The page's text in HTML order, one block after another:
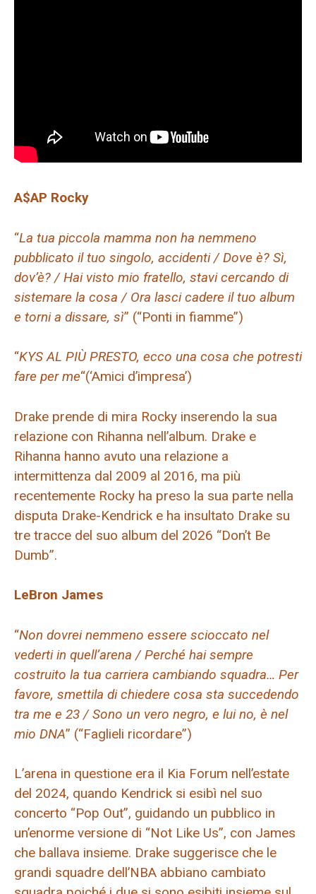
A$AP Rocky
“La tua piccola mamma non ha nemmeno
pubblicato il tuo singolo, accidenti / Dove è? Sì,
dov’è? / Hai visto mio fratello, stavi cercando di
sistemare la cosa / Ora lasci cadere il tuo album
e torni a dissare, sì” (“Ponti in fiamme”)
“KYS AL PIÙ PRESTO, ecco una cosa che potresti
fare per me“(‘Amici d’impresa’)
Drake prende di mira Rocky inserendo la sua
relazione con Rihanna nell’album. Drake e
Rihanna hanno avuto una relazione a
intermittenza dal 2009 al 2016, ma più
recentemente Rocky ha preso la sua parte nella
disputa Drake-Kendrick e ha insultato Drake su
tre tracce del suo album del 2026 “Don’t Be
Dumb”.
LeBron James
“Non dovrei nemmeno essere scioccato nel
vederti in quell’arena / Perché hai sempre
costruito la tua carriera cambiando squadra… Per
favore, smettila di chiedere cosa sta succedendo
tra me e 23 / Sono un vero negro, e lui no, è nel
mio DNA” (“Faglieli ricordare”)
L’arena in questione era il Kia Forum nell’estate
del 2024, quando Kendrick si esibì nel suo
concerto “Pop Out”, guidando un pubblico in
un’enorme versione di “Not Like Us”, con James
che ballava insieme. Drake suggerisce che le
grandi squadre dell’NBA abbiano cambiato